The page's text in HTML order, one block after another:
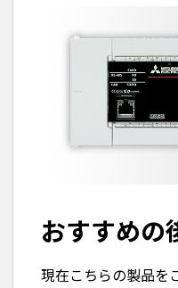
おすすめの
現在こちらの製品を